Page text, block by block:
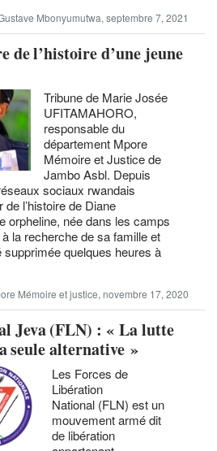
Mbonyumutwa, septembre 7, 2021
de l’histoire d’une jeune
Tribune de Marie Josée
UFITAMAHORO,
responsable du
département Mpore
Mémoire et Justice de
Jambo Asbl. Depuis
sociaux rwandais
l’histoire de Diane
orpheline, née dans les camps
la recherche de sa famille et
supprimée quelques heures à
Mémoire et justice, novembre 17, 2020
Jeva (FLN) : « La lutte
seule alternative »
Les Forces de
Libération
National (FLN) est un
mouvement armé dit
de libération